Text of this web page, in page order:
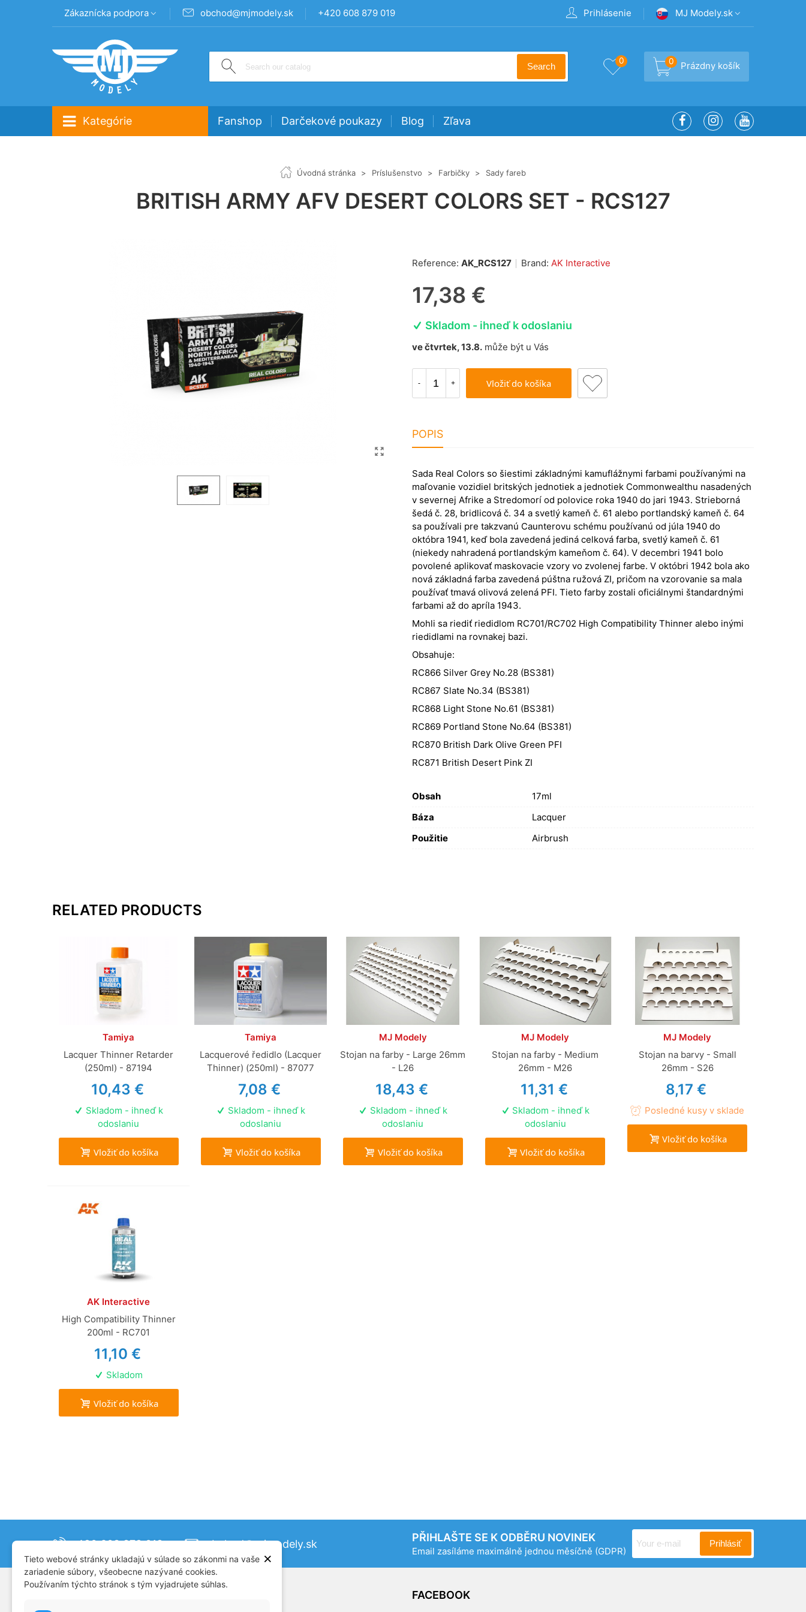
Zákaznícka podpora obchod@mjmodely.sk +420 608 879 019 Prihlásenie MJ Modely.sk
Search
0 0 Prázdny košík
Kategórie Fanshop Darčekové poukazy Blog Zľava
Úvodná stránka > Príslušenstvo > Farbičky > Sady fareb
BRITISH ARMY AFV DESERT COLORS SET - RCS127
Reference: AK_RCS127 Brand: AK Interactive
17,38 €
Skladom - ihneď k odoslaniu
ve čtvrtek, 13.8. může být u Vás
- + Vložiť do košíka
POPIS
Sada Real Colors so šiestimi základnými kamuflážnymi farbami používanými na
maľovanie vozidiel britských jednotiek a jednotiek Commonwealthu nasadených
v severnej Afrike a Stredomorí od polovice roka 1940 do jari 1943. Strieborná
šedá č. 28, bridlicová č. 34 a svetlý kameň č. 61 alebo portlandský kameň č. 64
sa používali pre takzvanú Caunterovu schému používanú od júla 1940 do
októbra 1941, keď bola zavedená jediná celková farba, svetlý kameň č. 61
(niekedy nahradená portlandským kameňom č. 64). V decembri 1941 bolo
povolené aplikovať maskovacie vzory vo zvolenej farbe. V októbri 1942 bola ako
nová základná farba zavedená púštna ružová ZI, pričom na vzorovanie sa mala
používať tmavá olivová zelená PFI. Tieto farby zostali oficiálnymi štandardnými
farbami až do apríla 1943.
Mohli sa riediť riedidlom RC701/RC702 High Compatibility Thinner alebo inými
riedidlami na rovnakej bazi.
Obsahuje:
RC866 Silver Grey No.28 (BS381)
RC867 Slate No.34 (BS381)
RC868 Light Stone No.61 (BS381)
RC869 Portland Stone No.64 (BS381)
RC870 British Dark Olive Green PFI
RC871 British Desert Pink ZI
Obsah
17ml
Báza
Lacquer
Použitie
Airbrush
RELATED PRODUCTS
Tamiya
Lacquer Thinner Retarder
(250ml) - 87194
10,43 €
Skladom - ihneď k
odoslaniu
Vložiť do košíka
Tamiya
Lacquerové ředidlo (Lacquer
Thinner) (250ml) - 87077
7,08 €
Skladom - ihneď k
odoslaniu
Vložiť do košíka
MJ Modely
Stojan na farby - Large 26mm
- L26
18,43 €
Skladom - ihneď k
odoslaniu
Vložiť do košíka
MJ Modely
Stojan na farby - Medium
26mm - M26
11,31 €
Skladom - ihneď k
odoslaniu
Vložiť do košíka
MJ Modely
Stojan na barvy - Small
26mm - S26
8,17 €
Posledné kusy v sklade
Vložiť do košíka
AK Interactive
High Compatibility Thinner
200ml - RC701
11,10 €
Skladom
Vložiť do košíka
+420 608 879 019 obchod@mjmodely.sk
PŘIHLAŠTE SE K ODBĚRU NOVINEK
Email zasíláme maximálně jednou měsíčně (GDPR)
Prihlásiť
FACEBOOK
×
Tieto webové stránky ukladajú v súlade so zákonmi na vaše
zariadenie súbory, všeobecne nazývané cookies.
Používaním týchto stránok s tým vyjadrujete súhlas.